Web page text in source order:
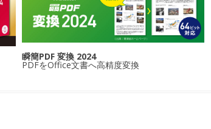
瞬簡PDF 変換 2024
PDFをOffice文書へ高精度変換